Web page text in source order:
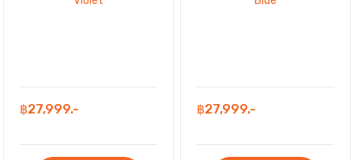
฿27,999.- ฿27,999.-